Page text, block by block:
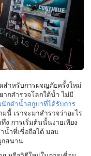
สำหรับการผจญภัยครั้งใหม่
ากสำรวจโลกใต้น้ำ ไม่มี
นักดำน้ำสกูบาที่ได้รับการ
นี้ เราจะมาสำรวจว่าอะไร
ง การเริ่มต้นนั้นง่ายเพียง
น้ำที่เชื่อถือได้ มอบ
กสนาน